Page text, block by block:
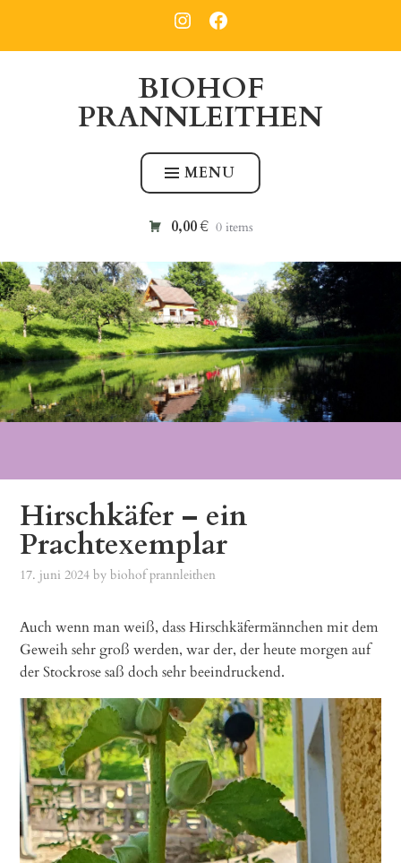
content
PRANNLEITHEN
INSTAGRAM
PRANNLEITHEN
FACEBOOK
BIOHOF
PRANNLEITHEN
MENU
0,00 € 0 items
Hirschkäfer – ein
Prachtexemplar
17. juni 2024 bybiohof prannleithen
Auch wenn man weiß, dass Hirschkäfermännchen mit dem
Geweih sehr groß werden, war der, der heute morgen auf
der Stockrose saß doch sehr beeindruckend.